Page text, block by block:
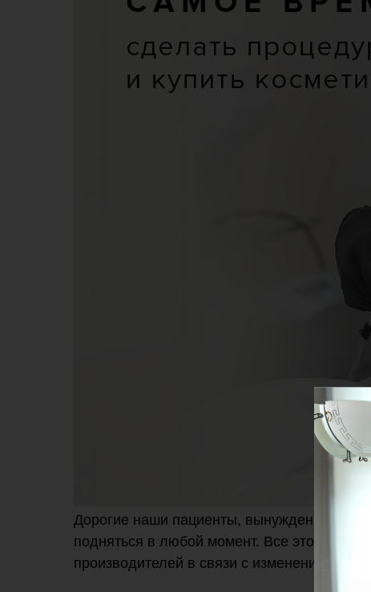
Дорогие наши пациенты, вынуждены вам
подняться в любой момент. Все это
производителей в связи с изменением